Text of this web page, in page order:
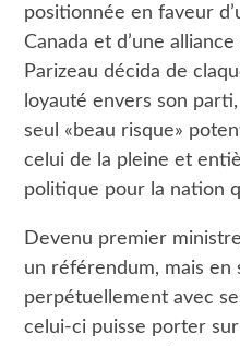
positionnée en faveur
Canada et d’une
Parizeau décida de
loyauté envers son
seul «beau risque»
celui de la pleine et
politique pour la nation
Devenu premier
un référendum, mais en
perpétuellement avec
celui-ci puisse porter